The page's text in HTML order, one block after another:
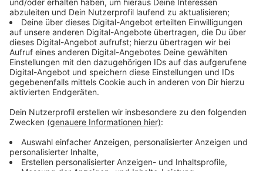
Anzeige
©Nadine Schubert
Die Zimt-Bodybutter - ein passendes und nachhaltiges
Geschenk für Weihnachten
Anzeige
Die Shea-Butter gibt´s im Glas. Kakaobutter gibt es
nicht in jedem Supermarkt. Eine Alternative wäre, um